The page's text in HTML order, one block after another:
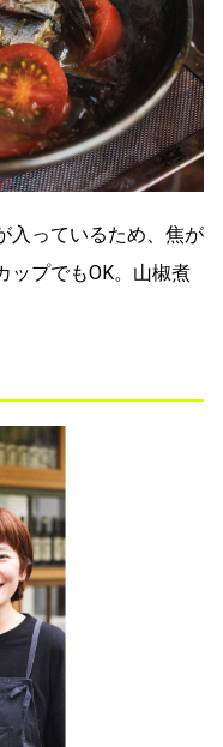
入っているため、焦が
ップでもOK。山椒煮